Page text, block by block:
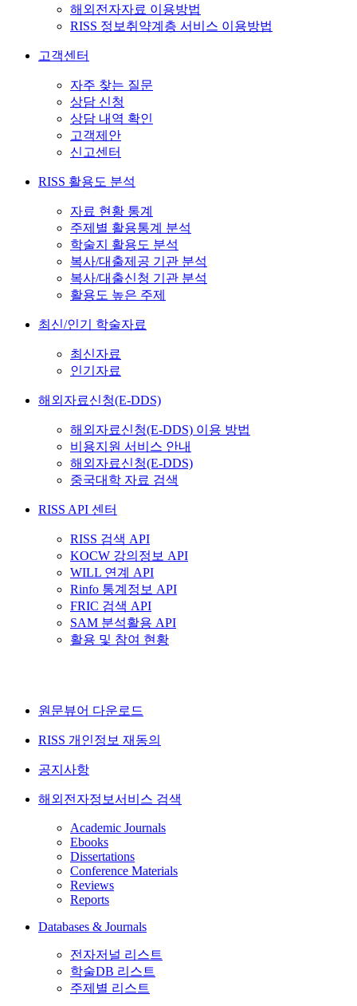
해외전자자료 이용방법
RISS 정보취약계층 서비스 이용방법
고객센터
자주 찾는 질문
상담 신청
상담 내역 확인
고객제안
신고센터
RISS 활용도 분석
자료 현황 통계
주제별 활용통계 분석
학술지 활용도 분석
복사/대출제공 기관 분석
복사/대출신청 기관 분석
활용도 높은 주제
최신/인기 학술자료
최신자료
인기자료
해외자료신청(E-DDS)
해외자료신청(E-DDS) 이용 방법
비용지원 서비스 안내
해외자료신청(E-DDS)
중국대학 자료 검색
RISS API 센터
RISS 검색 API
KOCW 강의정보 API
WILL 연계 API
Rinfo 통계정보 API
FRIC 검색 API
SAM 분석활용 API
활용 및 참여 현황
원문뷰어 다운로드
RISS 개인정보 재동의
공지사항
해외전자정보서비스 검색
Academic Journals
Ebooks
Dissertations
Conference Materials
Reviews
Reports
Databases & Journals
전자저널 리스트
학술DB 리스트
주제별 리스트